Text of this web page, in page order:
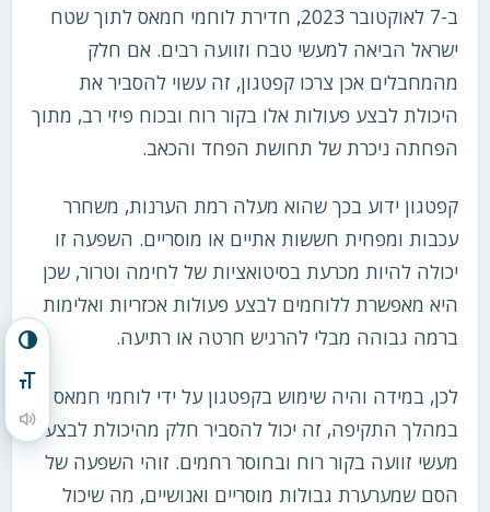
הפעל/כבה ניגודיות גבוהה
מתג גודל גופן
הקראת תוכן העמוד
ב-7 לאוקטובר 2023, חדירת לוחמי חמאס לתוך שטח
ישראל הביאה למעשי טבח וזוועה רבים. אם חלק
מהמחבלים אכן צרכו קפטגון, זה עשוי להסביר את
היכולת לבצע פעולות אלו בקור רוח ובכוח פיזי רב, מתוך
הפחתה ניכרת של תחושת הפחד והכאב.
קפטגון ידוע בכך שהוא מעלה רמת הערנות, משחרר
עכבות ומפחית חששות אתיים או מוסריים. השפעה זו
יכולה להיות מכרעת בסיטואציות של לחימה וטרור, שכן
היא מאפשרת ללוחמים לבצע פעולות אכזריות ואלימות
ברמה גבוהה מבלי להרגיש חרטה או רתיעה.
לכן, במידה והיה שימוש בקפטגון על ידי לוחמי חמאס
במהלך התקיפה, זה יכול להסביר חלק מהיכולת לבצע
מעשי זוועה בקור רוח ובחוסר רחמים. זוהי השפעה של
הסם שמערערת גבולות מוסריים ואנושיים, מה שיכול